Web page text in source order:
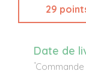
29
Date de
*